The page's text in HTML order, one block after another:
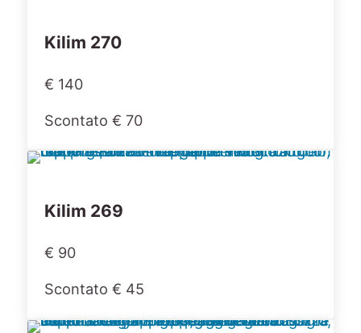
Kilim 270
€ 140
Scontato € 70
Kilim 269
€ 90
Scontato € 45